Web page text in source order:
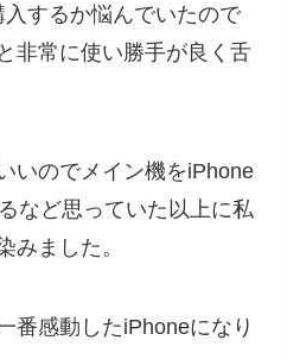
するか悩んでいたので
非常に使い勝手が良く舌
いのでメイン機をiPhone
など思っていた以上に私
みました。
番感動したiPhoneになり